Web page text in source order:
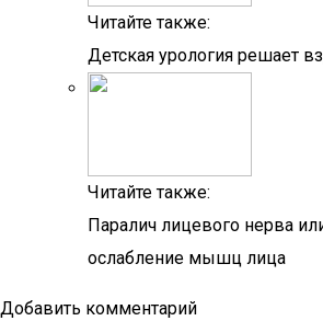
Читайте также:
Детская урология решает
Читайте также:
Паралич лицевого нерва
ослабление мышц лица
Добавить комментарий